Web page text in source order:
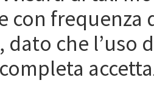
con frequenza
che l’uso